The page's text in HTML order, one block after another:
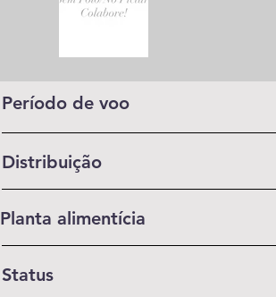
Período de voo
Distribuição
Planta alimentícia
Status